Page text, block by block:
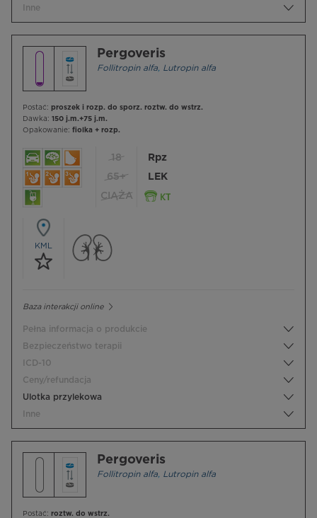
Inne
Pergoveris
Follitropin alfa, Lutropin alfa
Postać: proszek i rozp. do sporz. roztw. do wstrz.
Dawka: 150 j.m.+75 j.m.
Opakowanie: fiolka + rozp.
18
65+
CIĄŻA
Rpz
LEK
KML
Baza interakcji online
Pełna informacja o produkcie
Bezpieczeństwo terapii
ICD-10
Ceny/refundacja
Ulotka przylekowa
Inne
Pergoveris
Follitropin alfa, Lutropin alfa
Postać: roztw. do wstrz.